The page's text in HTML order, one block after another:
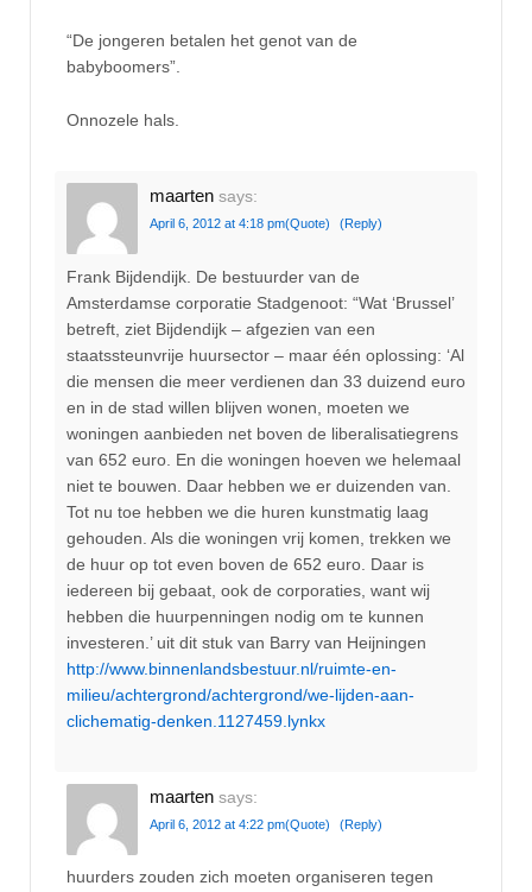
“De jongeren betalen het genot van de
babyboomers”.
Onnozele hals.
maarten says:
April 6, 2012 at 4:18 pm(Quote) (Reply)
Frank Bijdendijk. De bestuurder van de
Amsterdamse corporatie Stadgenoot: “Wat ‘Brussel’
betreft, ziet Bijdendijk – afgezien van een
staatssteunvrije huursector – maar één oplossing: ‘Al
die mensen die meer verdienen dan 33 duizend euro
en in de stad willen blijven wonen, moeten we
woningen aanbieden net boven de liberalisatiegrens
van 652 euro. En die woningen hoeven we helemaal
niet te bouwen. Daar hebben we er duizenden van.
Tot nu toe hebben we die huren kunstmatig laag
gehouden. Als die woningen vrij komen, trekken we
de huur op tot even boven de 652 euro. Daar is
iedereen bij gebaat, ook de corporaties, want wij
hebben die huurpenningen nodig om te kunnen
investeren.’ uit dit stuk van Barry van Heijningen
http://www.binnenlandsbestuur.nl/ruimte-en-
milieu/achtergrond/achtergrond/we-lijden-aan-
clichematig-denken.1127459.lynkx
maarten says:
April 6, 2012 at 4:22 pm(Quote) (Reply)
huurders zouden zich moeten organiseren tegen